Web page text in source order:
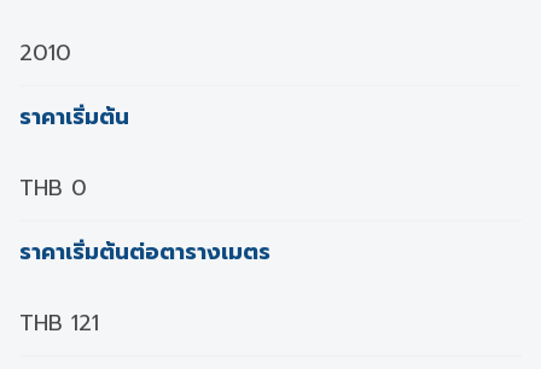
2010
ราคาเริ่มต้น
THB 0
ราคาเริ่มต้นต่อตารางเมตร
THB 121